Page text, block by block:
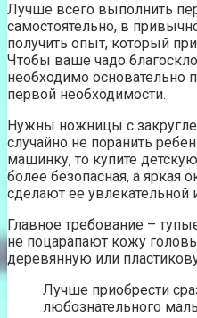
Лучше всего выполнить
самостоятельно, в
получить опыт, который
Чтобы ваше чадо
необходимо основательно
первой необходимости.
Нужны ножницы с
случайно не поранить
машинку, то купите
более безопасная, а яркая
сделают ее увлекательной
Главное требование –
не поцарапают кожу
деревянную или
Лучше приобрести
любознательного